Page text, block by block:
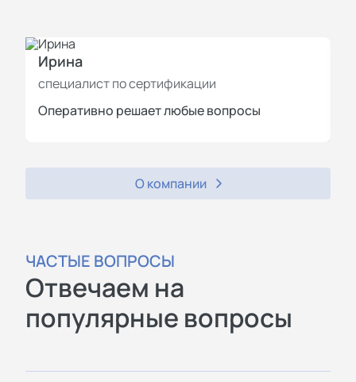
Ирина
специалист по сертификации
Оперативно решает любые вопросы
О компании
ЧАСТЫЕ ВОПРОСЫ
Отвечаем на
популярные вопросы